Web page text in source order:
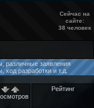
Сейчас на
сайте:
38 человек
различные заявления
ход разработки и т.д.
Рейтинг